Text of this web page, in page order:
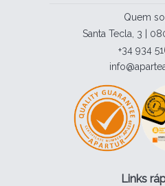
Quem
Santa Tecla, 3 |
+34 934
Links